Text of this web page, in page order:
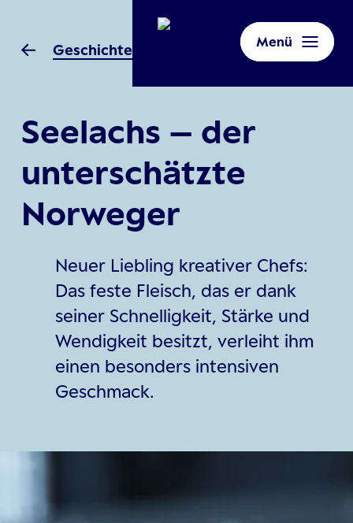
Menü
Geschichten aus Norwegen
Seelachs – der
unterschätzte
Norweger
Neuer Liebling kreativer Chefs:
Das feste Fleisch, das er dank
seiner Schnelligkeit, Stärke und
Wendigkeit besitzt, verleiht ihm
einen besonders intensiven
Geschmack.